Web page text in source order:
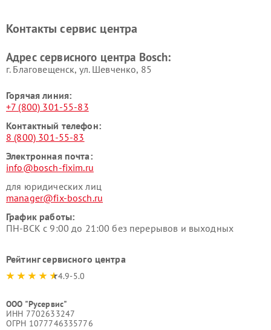
Ремонт сушильных автоматовРемонт морозильных камер
Контакты сервис центра
Адрес сервисного центра Bosch:
г. Благовещенск, ул. Шевченко, 85
Горячая линия:
+7 (800) 301-55-83
Контактный телефон:
8 (800) 301-55-83
Электронная почта:
info@bosch-fixim.ru
для юридических лиц
manager@fix-bosch.ru
График работы:
ПН-ВСК с 9:00 до 21:00 без перерывов и выходных
Рейтинг сервисного центра
4.9-5.0
ООО "Русервис"
ИНН 7702633247
ОГРН 1077746335776